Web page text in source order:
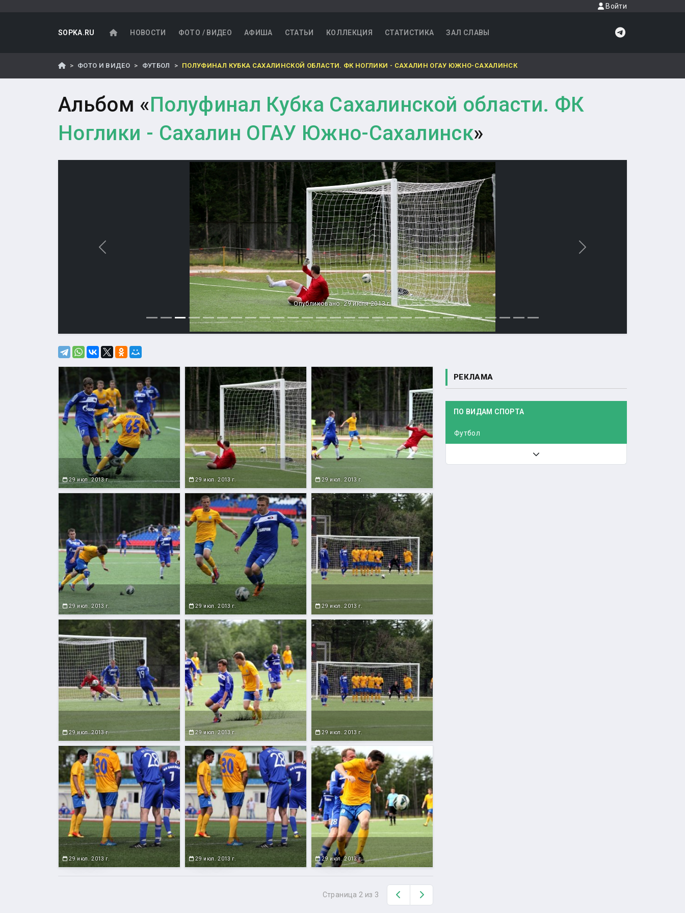
Войти
SOPKA.RU НОВОСТИ ФОТО / ВИДЕО АФИША СТАТЬИ КОЛЛЕКЦИЯ СТАТИСТИКА ЗАЛ СЛАВЫ
ФОТО И ВИДЕО ФУТБОЛ ПОЛУФИНАЛ КУБКА САХАЛИНСКОЙ ОБЛАСТИ. ФК НОГЛИКИ - САХАЛИН ОГАУ ЮЖНО-САХАЛИНСК
Альбом «Полуфинал Кубка Сахалинской области. ФК
Ноглики - Сахалин ОГАУ Южно-Сахалинск»
Опубликовано: 29 июля 2013 г.
Назад Вперед
29 июл. 2013 г. 29 июл. 2013 г. 29 июл. 2013 г.
29 июл. 2013 г. 29 июл. 2013 г. 29 июл. 2013 г.
29 июл. 2013 г. 29 июл. 2013 г. 29 июл. 2013 г.
29 июл. 2013 г. 29 июл. 2013 г. 29 июл. 2013 г.
Страница 2 из 3 Назад
РЕКЛАМА
ПО ВИДАМ СПОРТА
Футбол